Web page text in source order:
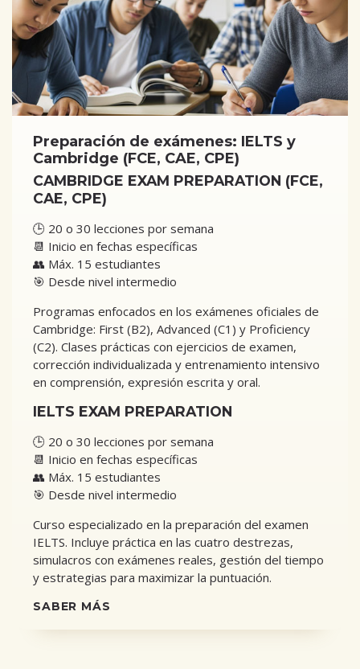
Preparación de exámenes: IELTS y
Cambridge (FCE, CAE, CPE)
CAMBRIDGE EXAM PREPARATION (FCE,
CAE, CPE)
🕒 20 o 30 lecciones por semana
📆 Inicio en fechas específicas
👥 Máx. 15 estudiantes
🎯 Desde nivel intermedio
Programas enfocados en los exámenes oficiales de
Cambridge: First (B2), Advanced (C1) y Proficiency
(C2). Clases prácticas con ejercicios de examen,
corrección individualizada y entrenamiento intensivo
en comprensión, expresión escrita y oral.
IELTS EXAM PREPARATION
🕒 20 o 30 lecciones por semana
📆 Inicio en fechas específicas
👥 Máx. 15 estudiantes
🎯 Desde nivel intermedio
Curso especializado en la preparación del examen
IELTS. Incluye práctica en las cuatro destrezas,
simulacros con exámenes reales, gestión del tiempo
y estrategias para maximizar la puntuación.
SABER MÁS